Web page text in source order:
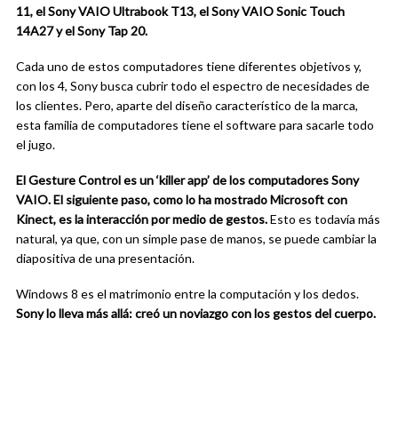
11, el Sony VAIO Ultrabook T13, el Sony VAIO Sonic Touch
14A27 y el Sony Tap 20.
Cada uno de estos computadores tiene diferentes objetivos y,
con los 4, Sony busca cubrir todo el espectro de necesidades de
los clientes. Pero, aparte del diseño característico de la marca,
esta familia de computadores tiene el software para sacarle todo
el jugo.
El Gesture Control es un ‘killer app’ de los computadores Sony
VAIO. El siguiente paso, como lo ha mostrado Microsoft con
Kinect, es la interacción por medio de gestos.Esto es todavía más
natural, ya que, con un simple pase de manos, se puede cambiar la
diapositiva de una presentación.
Windows 8 es el matrimonio entre la computación y los dedos.
Sony lo lleva más allá: creó un noviazgo con los gestos del cuerpo.